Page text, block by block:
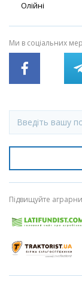
Олійні
Ми в соціальних
Підвищуйте